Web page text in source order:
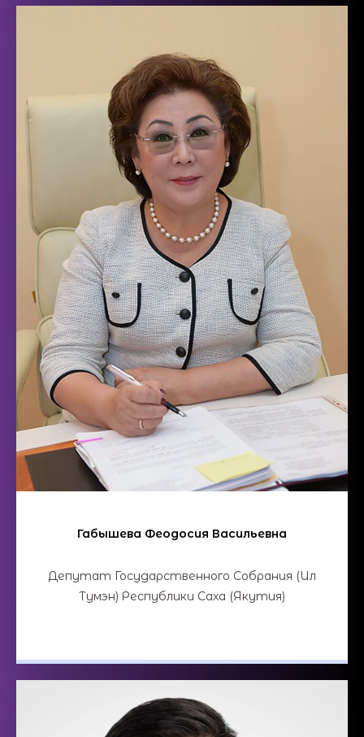
Габышева Феодосия Васильевна
Депутат Государственного Собрания (Ил
Тумэн) Республики Саха (Якутия)